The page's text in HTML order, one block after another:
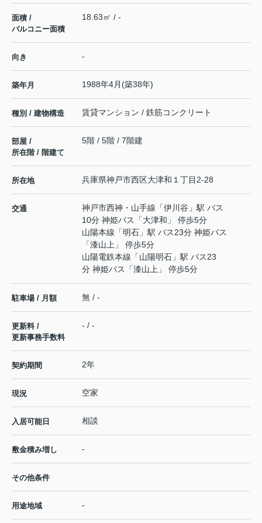
面積 /
バルコニー面積
18.63㎡ / -
向き -
築年月 1988年4月(築38年)
種別 / 建物構造 賃貸マンション / 鉄筋コンクリート
部屋 /
所在階 / 階建て
5階 / 5階 / 7階建
所在地 兵庫県神戸市西区大津和 １丁目2-28
交通 神戸市西神・山手線 「伊川谷 」駅 バス
10分 神姫バス「大津和」 停歩5分
山陽本線 「明石 」駅 バス23分 神姫バス
「漆山上」 停歩5分
山陽電鉄本線 「山陽明石 」駅 バス23
分 神姫バス「漆山上」 停歩5分
駐車場 / 月額 無 / -
更新料 /
更新事務手数料
- / -
契約期間 2年
現況 空家
入居可能日 相談
敷金積み増し -
その他条件
用途地域 -